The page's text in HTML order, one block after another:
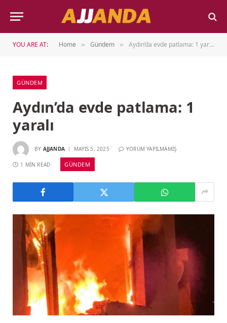
YOU ARE AT: Home » Gündem » Aydın’da evde patlama: 1 yaralı
GÜNDEM
Aydın’da evde patlama: 1
yaralı
BY AJJANDA MAYIS 5, 2025 YORUM YAPILMAMIŞ
1 MIN READ GÜNDEM